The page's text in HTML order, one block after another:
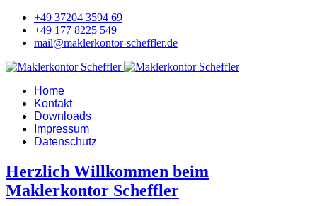
+49 37204 3594 69
+49 177 8225 549
mail@maklerkontor-scheffler.de
Home
Kontakt
Downloads
Impressum
Datenschutz
Herzlich Willkommen beim
Maklerkontor Scheffler